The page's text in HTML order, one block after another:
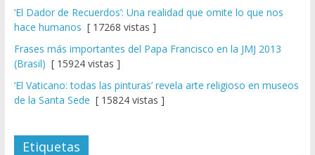
‘El Dador de Recuerdos’: Una realidad que omite lo que nos
hace humanos [ 17268 vistas ]
Frases más importantes del Papa Francisco en la JMJ 2013
(Brasil) [ 15924 vistas ]
‘El Vaticano: todas las pinturas’ revela arte religioso en museos
de la Santa Sede [ 15824 vistas ]
Etiquetas